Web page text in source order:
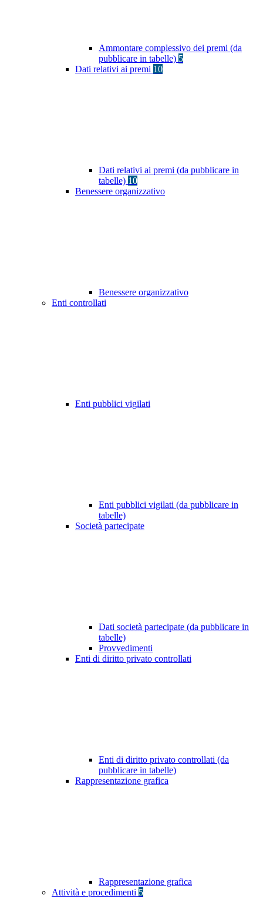
Ammontare complessivo dei premi (da
pubblicare in tabelle) 5
Dati relativi ai premi 10
Dati relativi ai premi (da pubblicare in
tabelle) 10
Benessere organizzativo
Benessere organizzativo
Enti controllati
Enti pubblici vigilati
Enti pubblici vigilati (da pubblicare in
tabelle)
Società partecipate
Dati società partecipate (da pubblicare in
tabelle)
Provvedimenti
Enti di diritto privato controllati
Enti di diritto privato controllati (da
pubblicare in tabelle)
Rappresentazione grafica
Rappresentazione grafica
Attività e procedimenti 5